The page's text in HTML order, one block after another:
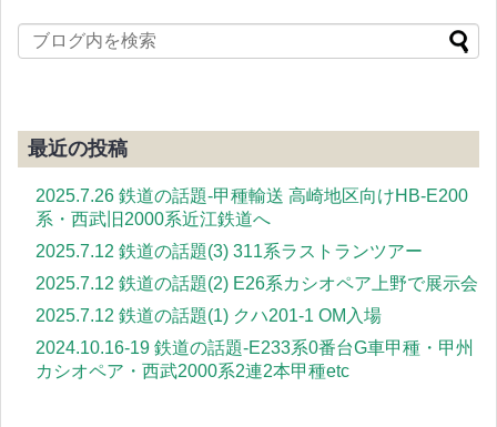
最近の投稿
2025.7.26 鉄道の話題-甲種輸送 高崎地区向けHB-E200
系・西武旧2000系近江鉄道へ
2025.7.12 鉄道の話題(3) 311系ラストランツアー
2025.7.12 鉄道の話題(2) E26系カシオペア上野で展示会
2025.7.12 鉄道の話題(1) クハ201-1 OM入場
2024.10.16-19 鉄道の話題-E233系0番台G車甲種・甲州
カシオペア・西武2000系2連2本甲種etc